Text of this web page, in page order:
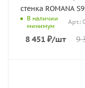
стенка ROMANA
В наличии
минимум
Арт.:
8 451 ₽/шт 9